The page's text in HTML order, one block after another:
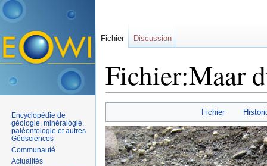
Fichier:Maar
Fichier
Fichier Discussion
Encyclopédie de
géologie, minéralogie,
paléontologie et autres
Géosciences
Communauté
Actualités